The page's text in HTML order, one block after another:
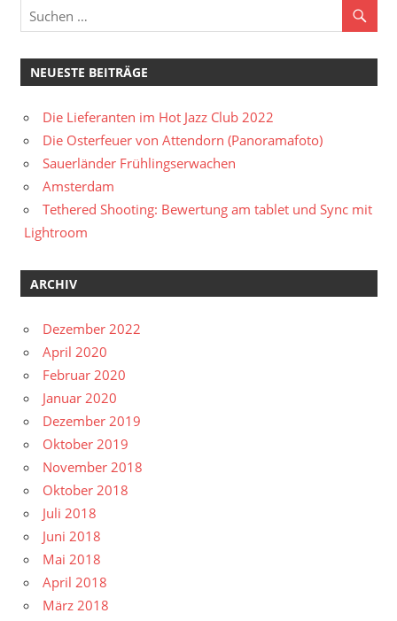
NEUESTE BEITRÄGE
Die Lieferanten im Hot Jazz Club 2022
Die Osterfeuer von Attendorn (Panoramafoto)
Sauerländer Frühlingserwachen
Amsterdam
Tethered Shooting: Bewertung am tablet und Sync mit
Lightroom
ARCHIV
Dezember 2022
April 2020
Februar 2020
Januar 2020
Dezember 2019
Oktober 2019
November 2018
Oktober 2018
Juli 2018
Juni 2018
Mai 2018
April 2018
März 2018